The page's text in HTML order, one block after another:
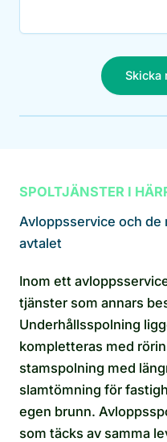
Skicka
SPOLTJÄNSTER I
Avloppsservice och
avtalet
Inom ett
tjänster som annars
Underhållsspolning
kompletteras med
stamspolning med
slamtömning för
egen brunn.
som täcks av samma